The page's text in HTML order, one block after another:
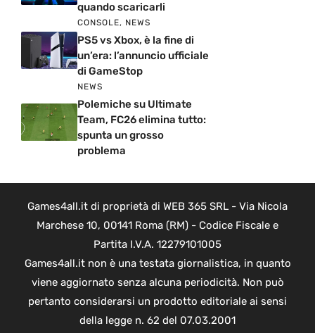
quando scaricarli
CONSOLE, NEWS
PS5 vs Xbox, è la fine di
un’era: l’annuncio ufficiale
di GameStop
NEWS
Polemiche su Ultimate
Team, FC26 elimina tutto:
spunta un grosso
problema
Games4all.it di proprietà di WEB 365 SRL - Via Nicola
Marchese 10, 00141 Roma (RM) - Codice Fiscale e
Partita I.V.A. 12279101005
Games4all.it non è una testata giornalistica, in quanto
viene aggiornato senza alcuna periodicità. Non può
pertanto considerarsi un prodotto editoriale ai sensi
della legge n. 62 del 07.03.2001